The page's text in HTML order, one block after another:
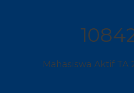
Mahasiswa Aktif TA